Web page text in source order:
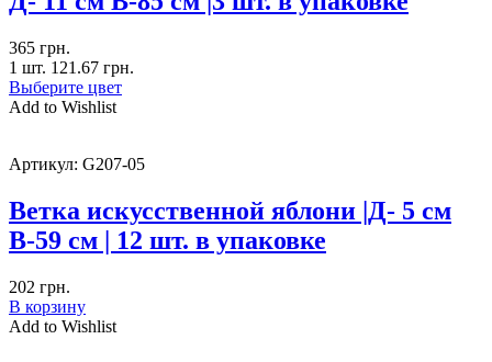
365 грн.
1 шт. 121.67 грн.
Выберите цвет
Add to Wishlist
Артикул: G207-05
Ветка искусственной яблони |Д- 5 см
В-59 см | 12 шт. в упаковке
202 грн.
В корзину
Add to Wishlist